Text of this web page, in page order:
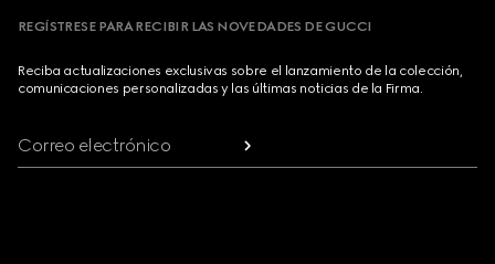
REGÍSTRESE PARA RECIBIR LAS NOVEDADES DE GUCCI
Reciba actualizaciones exclusivas sobre el lanzamiento de la colección,
comunicaciones personalizadas y las últimas noticias de la Firma.
Correo electrónico